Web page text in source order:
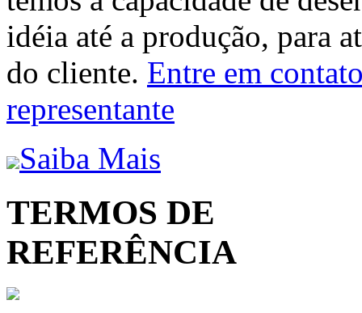
idéia até a produção, para
do cliente. Entre em
representante
Saiba Mais
TERMOS DE
REFERÊNCIA